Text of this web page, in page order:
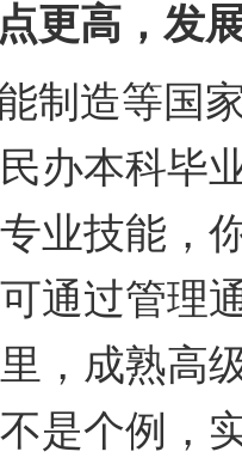
更高，发
制造等国
办本科毕
业技能，
通过管理
，成熟高
是个例，